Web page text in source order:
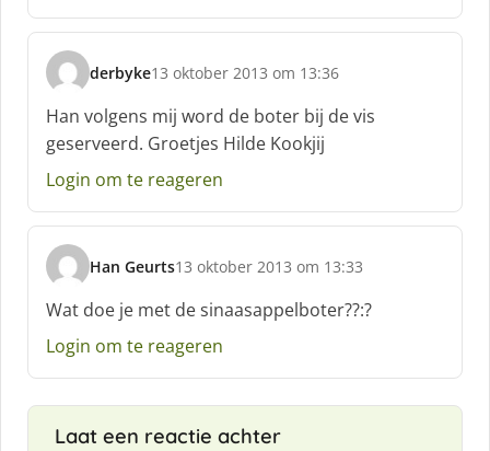
:
derbyke
s
c
h
r
e
f
13 oktober 2013 om 13:36
Han volgens mij word de boter bij de vis
geserveerd. Groetjes Hilde Kookjij
Login om te reageren
Han Geurts
s
c
h
r
13 oktober 2013 om 13:33
Wat doe je met de sinaasappelboter??:?
Login om te reageren
Laat een reactie achter